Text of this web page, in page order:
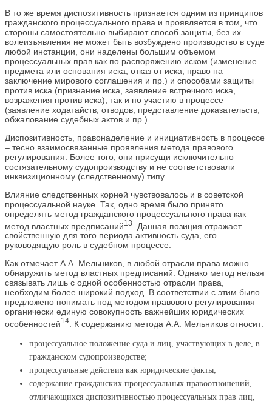
В то же время диспозитивность признается одним из принципов
гражданского процессуального права и проявляется в том, что
стороны самостоятельно выбирают способ защиты, без их
волеизъявления не может быть возбуждено производство в суде
любой инстанции, они наделены большим объемом
процессуальных прав как по распоряжению иском (изменение
предмета или основания иска, отказ от иска, право на
заключение мирового соглашения и пр.) и способами защиты
против иска (признание иска, заявление встречного иска,
возражения против иска), так и по участию в процессе
(заявление ходатайств, отводов, представление доказательств,
обжалование судебных актов и пр.).
Диспозитивность, правонаделение и инициативность в процессе
– тесно взаимосвязанные проявления метода правового
регулирования. Более того, они присущи исключительно
состязательному судопроизводству и не соответствовали
инквизиционному (следственному) типу.
Влияние следственных корней чувствовалось и в советской
процессуальной науке. Так, одно время было принято
определять метод гражданского процессуального права как
метод властных предписаний13
. Данная позиция отражает
свойственную для того периода активность суда, его
руководящую роль в судебном процессе.
Как отмечает А.А. Мельников, в любой отрасли права можно
обнаружить метод властных предписаний. Однако метод нельзя
связывать лишь с одной особенностью отрасли права,
необходим более широкий подход. В соответствии с этим было
предложено понимать под методом правового регулирования
органически единую совокупность важнейших юридических
особенностей14 . К содержанию метода А.А. Мельников относит:
процессуальное положение суда и лиц, участвующих в деле, в
гражданском судопроизводстве;
процессуальные действия как юридические факты;
содержание гражданских процессуальных правоотношений,
отличающихся диспозитивностью процессуальных прав лиц,